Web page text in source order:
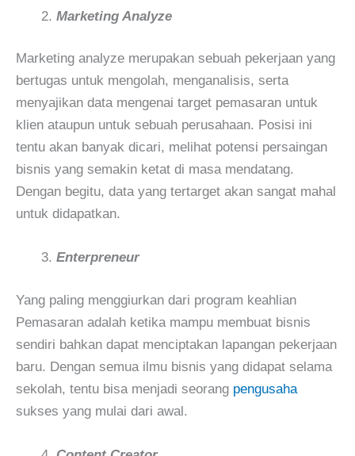
Marketing Analyze
Marketing analyze merupakan sebuah pekerjaan yang
bertugas untuk mengolah, menganalisis, serta
menyajikan data mengenai target pemasaran untuk
klien ataupun untuk sebuah perusahaan. Posisi ini
tentu akan banyak dicari, melihat potensi persaingan
bisnis yang semakin ketat di masa mendatang.
Dengan begitu, data yang tertarget akan sangat mahal
untuk didapatkan.
Enterpreneur
Yang paling menggiurkan dari program keahlian
Pemasaran adalah ketika mampu membuat bisnis
sendiri bahkan dapat menciptakan lapangan pekerjaan
baru. Dengan semua ilmu bisnis yang didapat selama
sekolah, tentu bisa menjadi seorang pengusaha
sukses yang mulai dari awal.